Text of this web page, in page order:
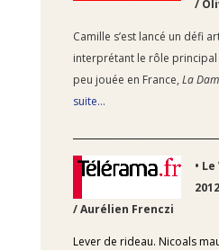
/
Camille s’est lancé un défi
interprétant le rôle principal
peu jouée en France, La
suite…
• Le
/ Aurélien Frenczi
Lever de rideau. Nicoals